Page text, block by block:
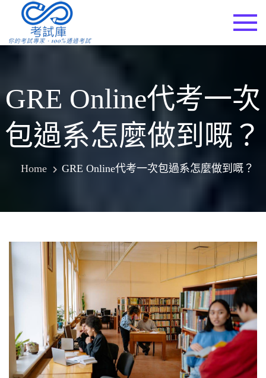
content
GRE Online代考一次
包過系怎麼做到嘅？
Home GRE Online代考一次包過系怎麼做到嘅？